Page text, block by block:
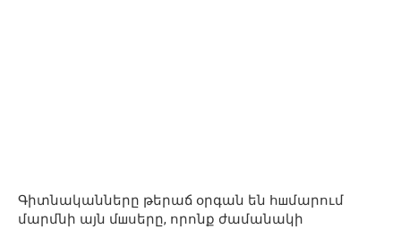
Գիտնականները թերաճ օրգան են հшմարում
մարմնի այն մшսերը, որոնք ժամանակի